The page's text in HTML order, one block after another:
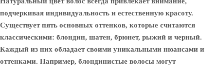
подчеркивая индивидуальность и естественную красоту.
Существует пять основных оттенков, которые считаются
классическими: блондин, шатен, брюнет, рыжий и черный.
Каждый из них обладает своими уникальными нюансами и
оттенками. Например, блондинистые волосы могут